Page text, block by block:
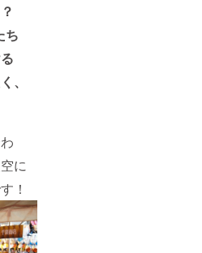
ち
、
に
！